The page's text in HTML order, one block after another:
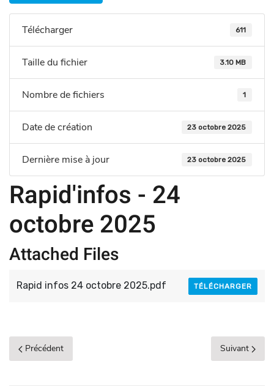
Télécharger 611
Taille du fichier 3.10 MB
Nombre de fichiers 1
Date de création 23 octobre 2025
Dernière mise à jour 23 octobre 2025
Rapid'infos - 24
octobre 2025
Attached Files
Rapid infos 24 octobre 2025.pdf TÉLÉCHARGER
Précédent Suivant